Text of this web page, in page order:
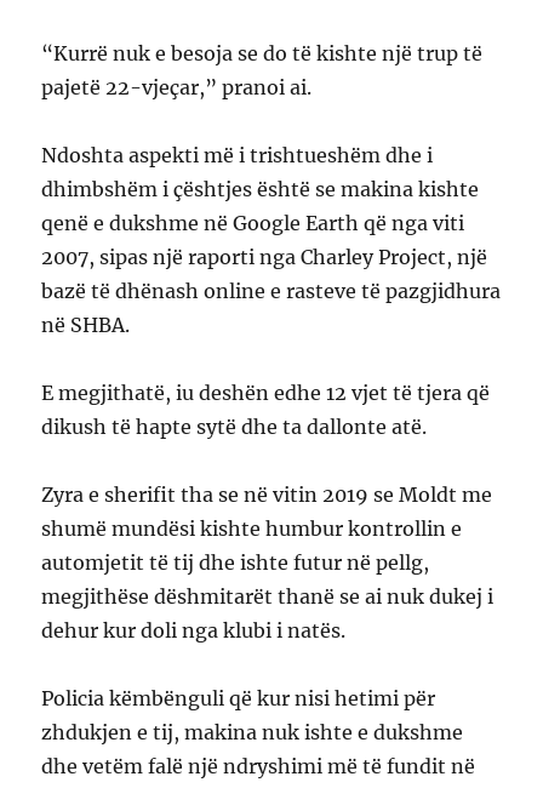
“Kurrë nuk e besoja se do të kishte një trup të
pajetë 22-vjeçar,” pranoi ai.
Ndoshta aspekti më i trishtueshëm dhe i
dhimbshëm i çështjes është se makina kishte
qenë e dukshme në Google Earth që nga viti
2007, sipas një raporti nga Charley Project, një
bazë të dhënash online e rasteve të pazgjidhura
në SHBA.
E megjithatë, iu deshën edhe 12 vjet të tjera që
dikush të hapte sytë dhe ta dallonte atë.
Zyra e sherifit tha se në vitin 2019 se Moldt me
shumë mundësi kishte humbur kontrollin e
automjetit të tij dhe ishte futur në pellg,
megjithëse dëshmitarët thanë se ai nuk dukej i
dehur kur doli nga klubi i natës.
Policia këmbënguli që kur nisi hetimi për
zhdukjen e tij, makina nuk ishte e dukshme
dhe vetëm falë një ndryshimi më të fundit në